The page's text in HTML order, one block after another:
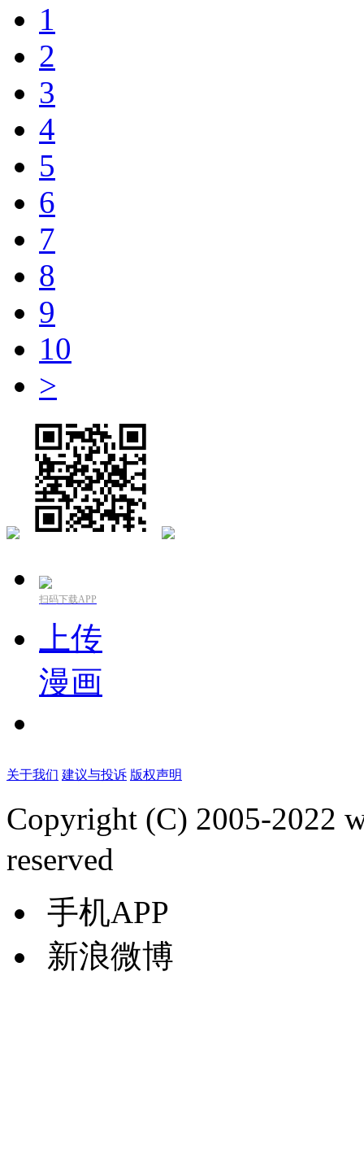
1
2
3
4
5
6
7
8
9
10
>
扫码下载APP
上传
漫画
关于我们 建议与投诉 版权声明
Copyright (C) 2005-2022
reserved
手机APP
新浪微博